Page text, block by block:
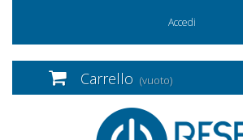
Accedi
Carrello (vuoto)